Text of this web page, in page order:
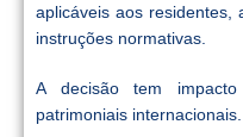
aplicáveis aos residentes,
instruções normativas.
A decisão tem impacto
patrimoniais internacionais.